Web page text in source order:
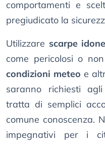
comportamenti e
pregiudicato la
Utilizzare scarpe
come pericolosi o
condizioni meteo e
saranno richiesti
tratta di semplici
comune conoscenza.
impegnativi per i